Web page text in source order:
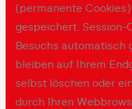
(permanente
gespeichert. Session-
Besuchs automatisch
bleiben auf Ihrem
selbst löschen oder
durch Ihren